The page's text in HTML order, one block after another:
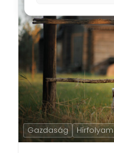
Gazdaság Hírfolyam